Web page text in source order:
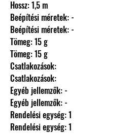
                Hossz: 1,5 m
                Beépítési méretek: -
                Beépítési méretek: -
                Tömeg: 15 g
                Tömeg: 15 g
                Csatlakozások:
                Csatlakozások:
                Egyéb jellemzők: -
                Egyéb jellemzők: -
                Rendelési egység: 1
                Rendelési egység: 1